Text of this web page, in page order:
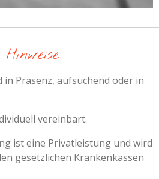
Präsenz, aufsuchend oder in
vereinbart.
ist eine Privatleistung und wird
gesetzlichen Krankenkassen